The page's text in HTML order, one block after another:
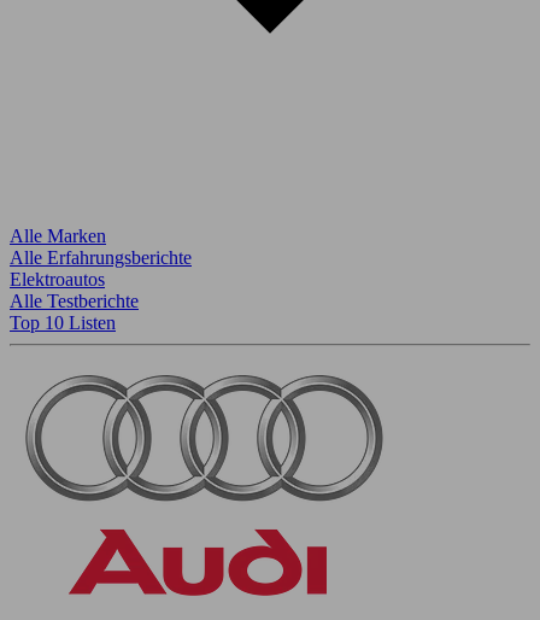
Alle Marken
Alle Erfahrungsberichte
Elektroautos
Alle Testberichte
Top 10 Listen